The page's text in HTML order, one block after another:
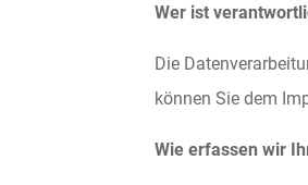
Wer ist
Die
können Sie dem
Wie erfassen wir